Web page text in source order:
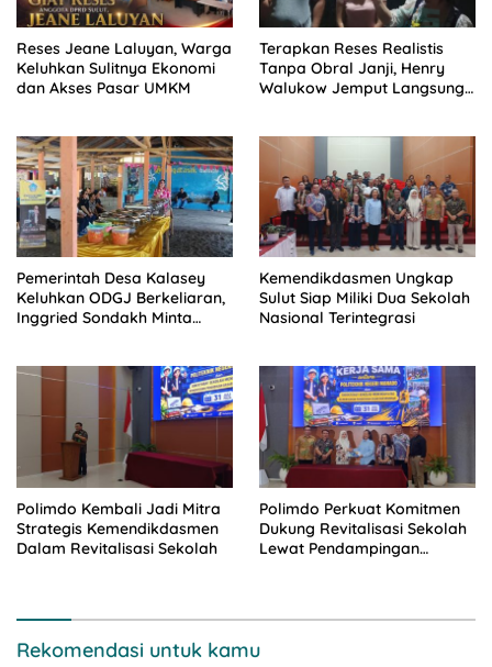
Reses Jeane Laluyan, Warga
Keluhkan Sulitnya Ekonomi
dan Akses Pasar UMKM
Terapkan Reses Realistis
Tanpa Obral Janji, Henry
Walukow Jemput Langsung
Pemerintah Desa Kalasey
Keluhkan ODGJ Berkeliaran,
Inggried Sondakh Minta
Kemendikdasmen Ungkap
Sulut Siap Miliki Dua Sekolah
Nasional Terintegrasi
Polimdo Kembali Jadi Mitra
Strategis Kemendikdasmen
Dalam Revitalisasi Sekolah
Polimdo Perkuat Komitmen
Dukung Revitalisasi Sekolah
Lewat Pendampingan
Rekomendasi untuk kamu